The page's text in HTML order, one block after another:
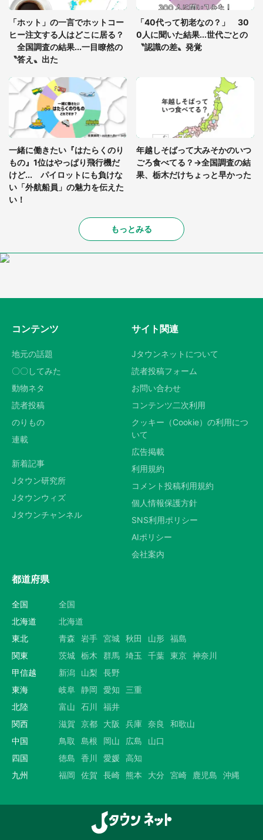
「ゾワゾワする」「本当に気持ち悪い」 道端でバ
グっちゃってた〝野生の野菜〟に6.5万人戦慄
「ホット」の一言でホットコー
ヒー注文する人はどこに居る？
全国調査の結果...一目瞭然の
〝答え〟出た
「40代って初老なの？」 30
0人に聞いた結果...世代ごとの
〝認識の差〟発覚
一緒に働きたい『はたらくのり
もの』1位はやっぱり飛行機だ
けど... パイロットにも負けな
い「外航船員」の魅力を伝えた
い！
年越しそばって大みそかのいつ
ごろ食べてる？→全国調査の結
果、栃木だけちょっと早かった
もっとみる
コンテンツ
地元の話題
〇〇してみた
動物ネタ
読者投稿
のりもの
連載
新着記事
Jタウン研究所
Jタウンウィズ
Jタウンチャンネル
サイト関連
Jタウンネットについて
読者投稿フォーム
お問い合わせ
コンテンツ二次利用
クッキー（Cookie）の利用につ
いて
広告掲載
利用規約
コメント投稿利用規約
個人情報保護方針
SNS利用ポリシー
AIポリシー
会社案内
都道府県
全国
全国
北海道
北海道
東北
青森 岩手 宮城 秋田 山形 福島
関東
茨城 栃木 群馬 埼玉 千葉 東京 神奈川
甲信越
新潟 山梨
長野
東海
岐阜 静岡 愛知
三重
北陸
富山 石川
福井
関西
滋賀 京都 大阪 兵庫 奈良
和歌山
中国
鳥取 島根 岡山 広島
山口
四国
徳島 香川 愛媛 高知
九州
福岡 佐賀 長崎 熊本 大分 宮崎 鹿児島 沖縄